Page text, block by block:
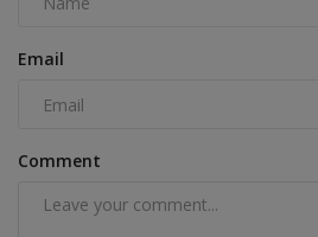
Email
Comment